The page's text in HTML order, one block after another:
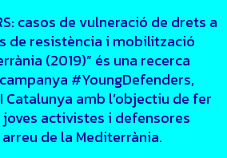
casos de vulneració de drets a
de resistència i mobilització
(2019)” és una recerca
#YoungDefenders,
Catalunya amb l’objectiu de fer
activistes i defensores
de la Mediterrània.